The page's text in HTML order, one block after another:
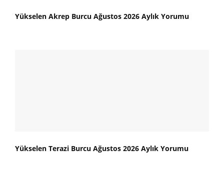
Yükselen Akrep Burcu Ağustos 2026 Aylık Yorumu
Yükselen Terazi Burcu Ağustos 2026 Aylık Yorumu